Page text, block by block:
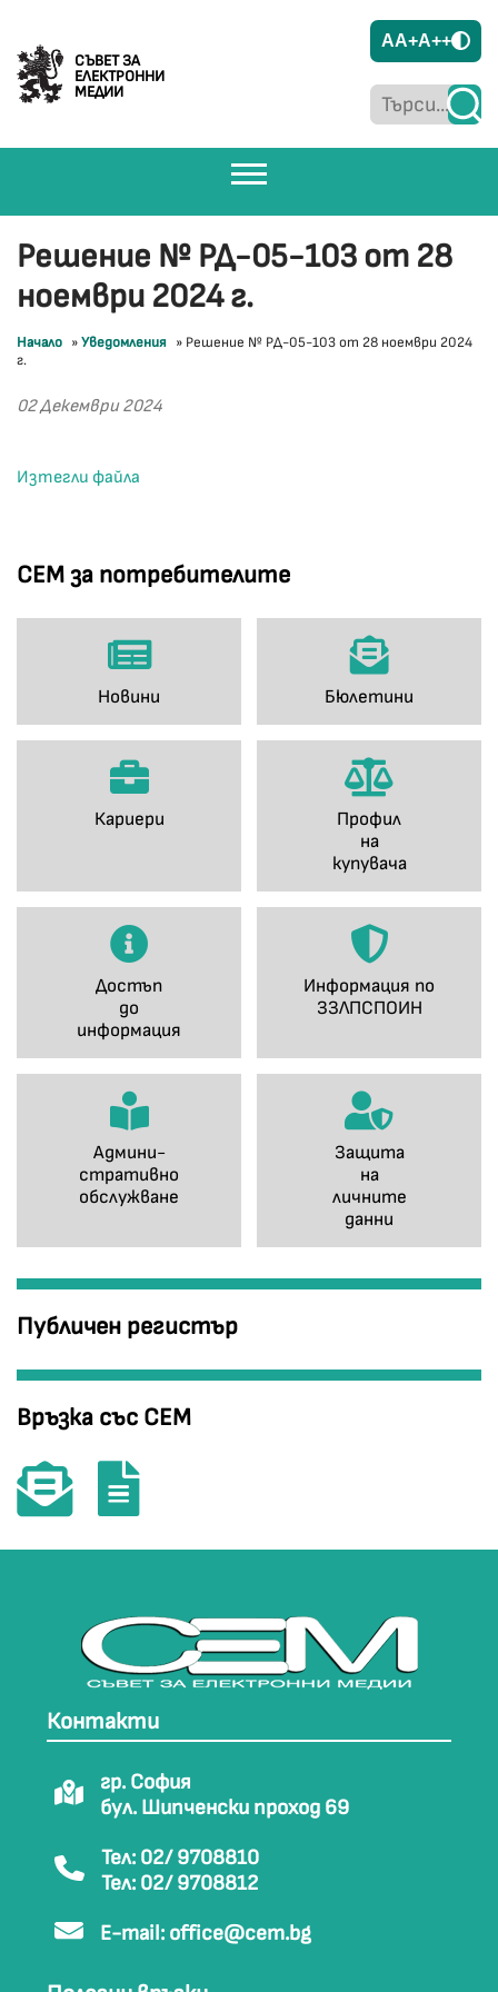
СЪВЕТ ЗА
ЕЛЕКТРОННИ
МЕДИИ
AA+A++
СЕМ за потребителите
Новини Бюлетини
Кариери
Профил
на
купувача
Достъп
до
информация
Информация по
ЗЗЛПСПОИН
Админи-
стративно
обслужване
Защита
на
личните
данни
Публичен регистър
Връзка със СЕМ
Решение № РД-05-103 от 28
ноември 2024 г.
Начало »Уведомления » Решение № РД-05-103 от 28 ноември 2024
г.
02 Декември 2024
Изтегли файла
Контакти
гр. София
бул. Шипченски проход 69
Тел: 02/ 9708810
Тел: 02/ 9708812
E-mail: office@cem.bg